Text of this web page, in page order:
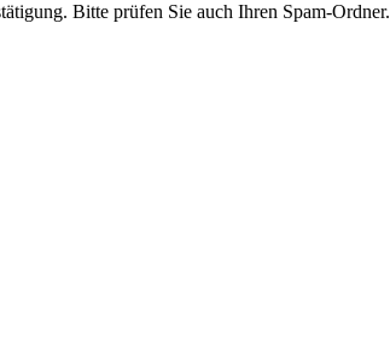
Bitte prüfen Sie auch Ihren Spam-Ordner.